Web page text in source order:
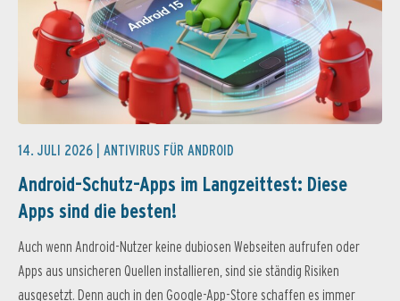
14. JULI 2026 | ANTIVIRUS FÜR ANDROID
Android-Schutz-Apps im Langzeittest: Diese
Apps sind die besten!
Auch wenn Android-Nutzer keine dubiosen Webseiten aufrufen oder
Apps aus unsicheren Quellen installieren, sind sie ständig Risiken
ausgesetzt. Denn auch in den Google-App-Store schaffen es immer